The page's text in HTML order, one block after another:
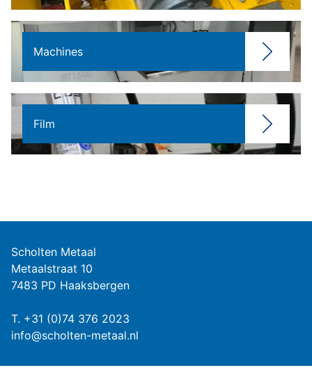
Machines
Film
Scholten Metaal
Metaalstraat 10
7483 PD Haaksbergen
T. +31 (0)74 376 2023
info@scholten-metaal.nl